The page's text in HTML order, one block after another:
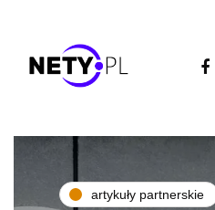
artykuły partnerskie